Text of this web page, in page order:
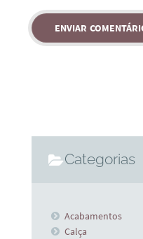
Categorias
Acabamentos
Calça